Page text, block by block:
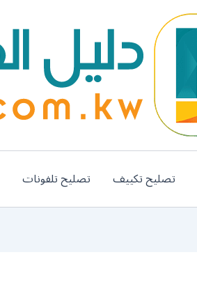
تصليح تكييف تصليح تلفونات